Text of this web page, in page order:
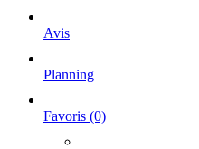
Avis
Planning
Favoris (0)